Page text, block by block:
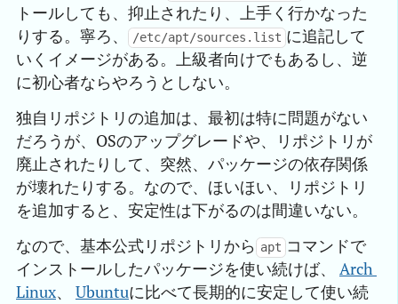
トールしても、抑止されたり、上手く行かなった
りする。寧ろ、
/etc/apt/sources.list に追記して
いくイメージがある。上級者向けでもあるし、逆
に初心者ならやろうとしない。
独自リポジトリの追加は、最初は特に問題がない
だろうが、OSのアップグレードや、リポジトリが
廃止されたりして、突然、パッケージの依存関係
が壊れたりする。なので、ほいほい、リポジトリ
を追加すると、安定性は下がるのは間違いない。
なので、基本公式リポジトリから apt コマンドで
インストールしたパッケージを使い続けば、 Arch
Linux、 Ubuntuに比べて長期的に安定して使い続